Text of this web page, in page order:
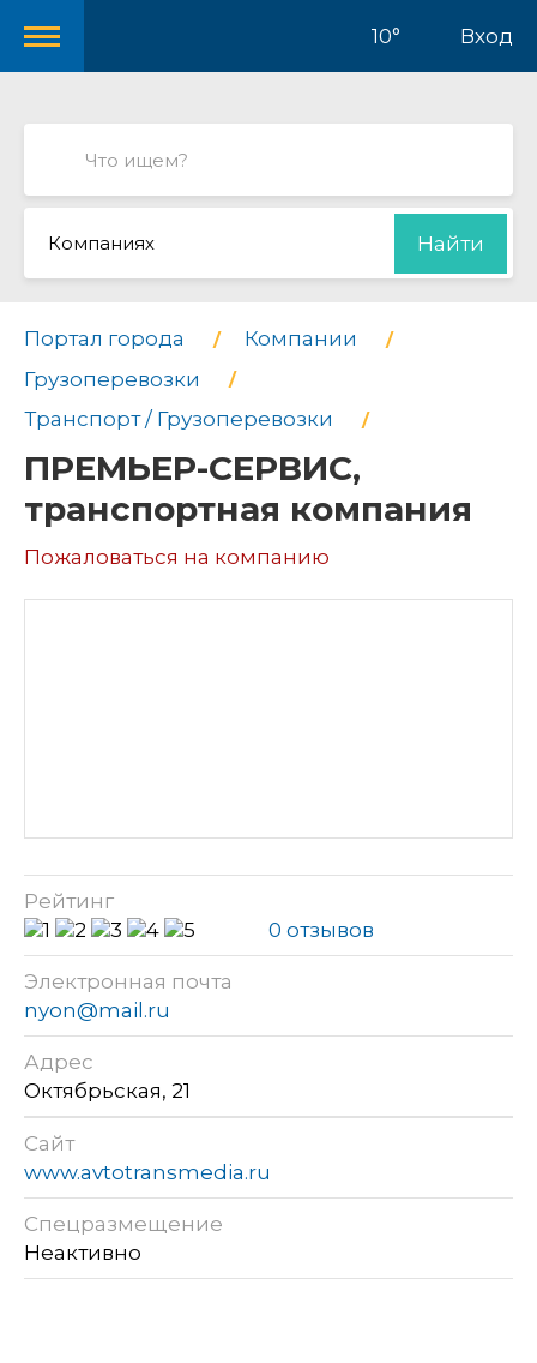
10° Вход
Компаниях Найти
Портал города
Компании
Грузоперевозки
Транспорт / Грузоперевозки
ПРЕМЬЕР-СЕРВИС,
транспортная компания
Пожаловаться на компанию
Рейтинг
0 отзывов
Электронная почта
nyon@mail.ru
Адрес
Октябрьская, 21
Сайт
www.avtotransmedia.ru
Спецразмещение
Неактивно